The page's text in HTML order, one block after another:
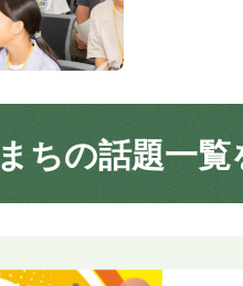
まちの話題一